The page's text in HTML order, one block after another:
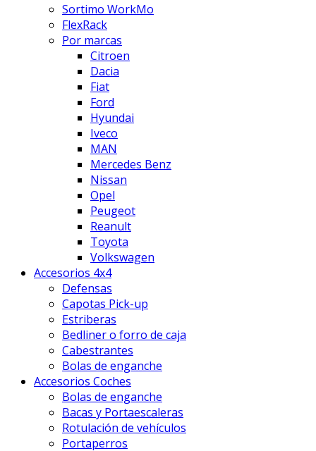
Sortimo WorkMo
FlexRack
Por marcas
Citroen
Dacia
Fiat
Ford
Hyundai
Iveco
MAN
Mercedes Benz
Nissan
Opel
Peugeot
Reanult
Toyota
Volkswagen
Accesorios 4x4
Defensas
Capotas Pick-up
Estriberas
Bedliner o forro de caja
Cabestrantes
Bolas de enganche
Accesorios Coches
Bolas de enganche
Bacas y Portaescaleras
Rotulación de vehículos
Portaperros